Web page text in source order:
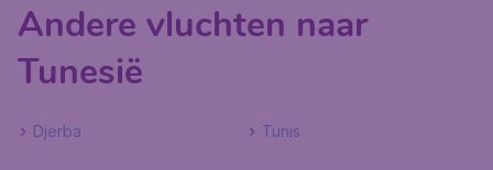
Andere vluchten naar
Tunesië
Djerba Tunis